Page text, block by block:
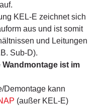
KEL-E zeichnet sich
aus und ist somit
und Leitungen
Sub-D).
ist im
Demontage kann
(außer KEL-E)